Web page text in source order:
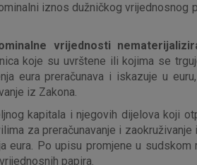
iznos dužničkog
vrijednosti
koje su uvrštene ili kojima se
eura preračunava i iskazuje u
iz Zakona.
kapitala i njegovih dijelova koji
za preračunavanje i
eura. Po upisu promjene u
papira.